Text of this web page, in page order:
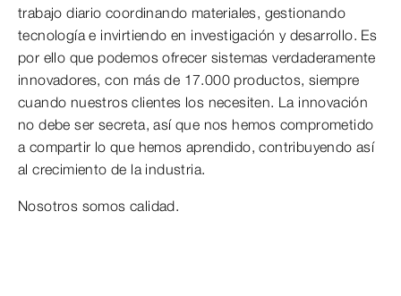
trabajo diario coordinando materiales, gestionando
tecnología e invirtiendo en investigación y desarrollo. Es
por ello que podemos ofrecer sistemas verdaderamente
innovadores, con más de 17.000 productos, siempre
cuando nuestros clientes los necesiten. La innovación
no debe ser secreta, así que nos hemos comprometido
a compartir lo que hemos aprendido, contribuyendo así
al crecimiento de la industria.
Nosotros somos calidad.